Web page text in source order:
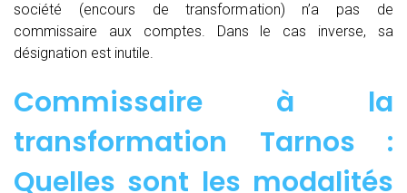
société (encours de transformation) n’a pas de
commissaire aux comptes. Dans le cas inverse, sa
désignation est inutile.
Commissaire à la
transformation Tarnos :
Quelles sont les modalités